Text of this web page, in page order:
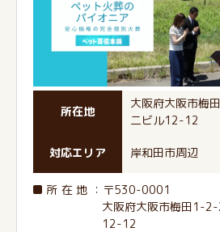
所在地
大阪府大阪市梅
二ビル12-12
対応エリア 岸和田市周辺
所在地 ：〒530-0001
大阪府大阪市梅田1-
12-12